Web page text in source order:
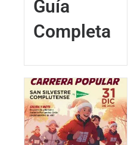
Guía
Completa